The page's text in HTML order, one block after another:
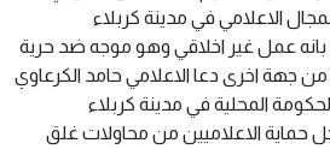
الاعلامي في مدينة كربلاء
عمل غير اخلاقي وهو موجه ضد حرية
الاعلام والتعبير عن الراى 0 من جهة اخرى دعا الاعلامي حامد الكرعاوي
المحلية في مدينة كربلاء
حماية الاعلاميين من محاولات غلق